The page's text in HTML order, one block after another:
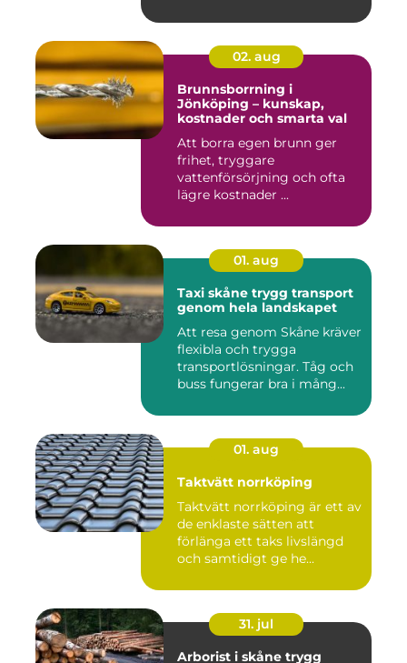
02. aug
Brunnsborrning i
Jönköping – kunskap,
kostnader och smarta val
Att borra egen brunn ger
frihet, tryggare
vattenförsörjning och ofta
lägre kostnader ...
01. aug
Taxi skåne trygg transport
genom hela landskapet
Att resa genom Skåne kräver
flexibla och trygga
transportlösningar. Tåg och
buss fungerar bra i mång...
01. aug
Taktvätt norrköping
Taktvätt norrköping är ett av
de enklaste sätten att
förlänga ett taks livslängd
och samtidigt ge he...
31. jul
Arborist i skåne trygg